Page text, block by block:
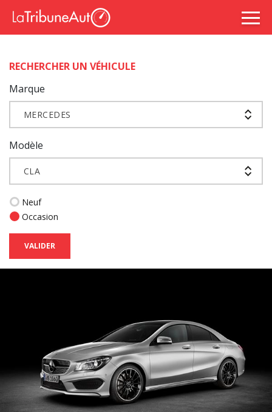
RECHERCHER UN VÉHICULE
Marque
MERCEDES
Modèle
CLA
Neuf
Occasion
VALIDER